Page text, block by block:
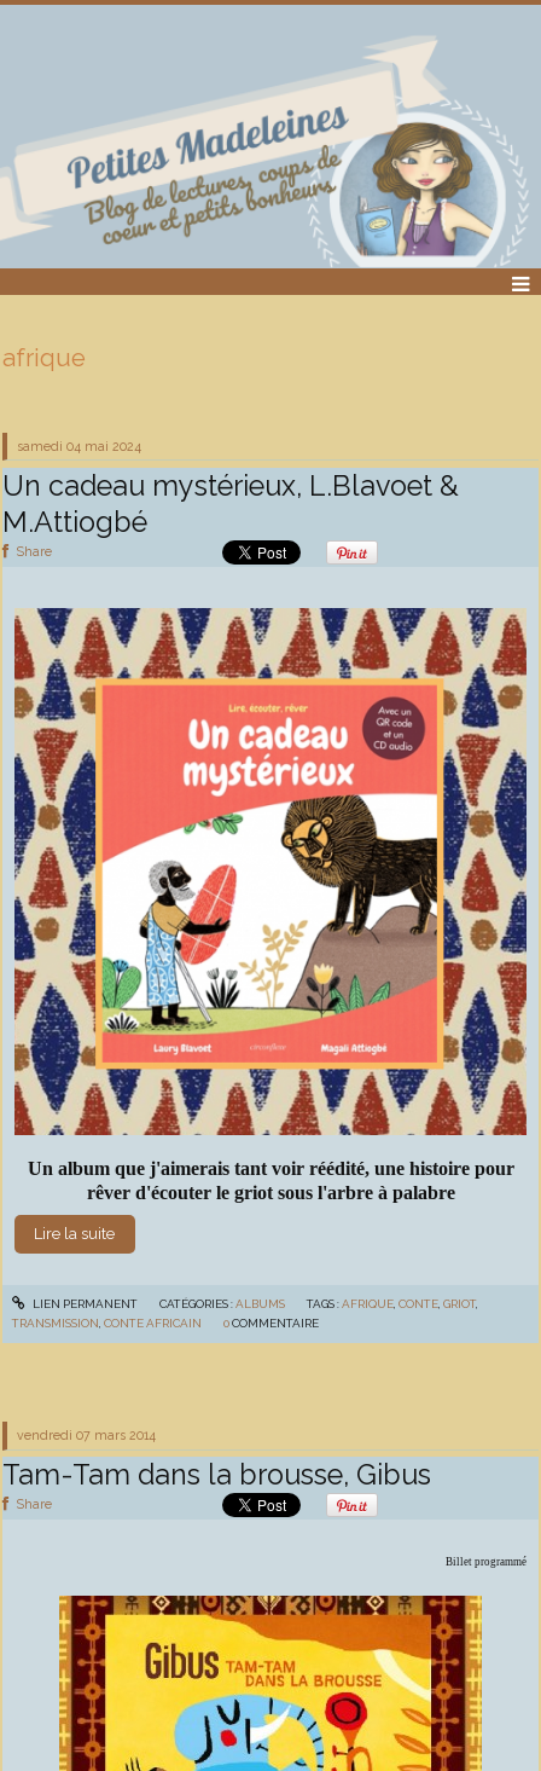
afrique
samedi 04 mai 2024
Un cadeau mystérieux, L.Blavoet &
M.Attiogbé
Share
Un album que j'aimerais tant voir réédité, une histoire pour
rêver d'écouter le griot sous l'arbre à palabre
Lire la suite
LIEN PERMANENT CATÉGORIES :ALBUMS TAGS :AFRIQUE ,CONTE ,GRIOT,
TRANSMISSION ,CONTE AFRICAIN 0 COMMENTAIRE
vendredi 07 mars 2014
Tam-Tam dans la brousse, Gibus
Share
Billet programmé